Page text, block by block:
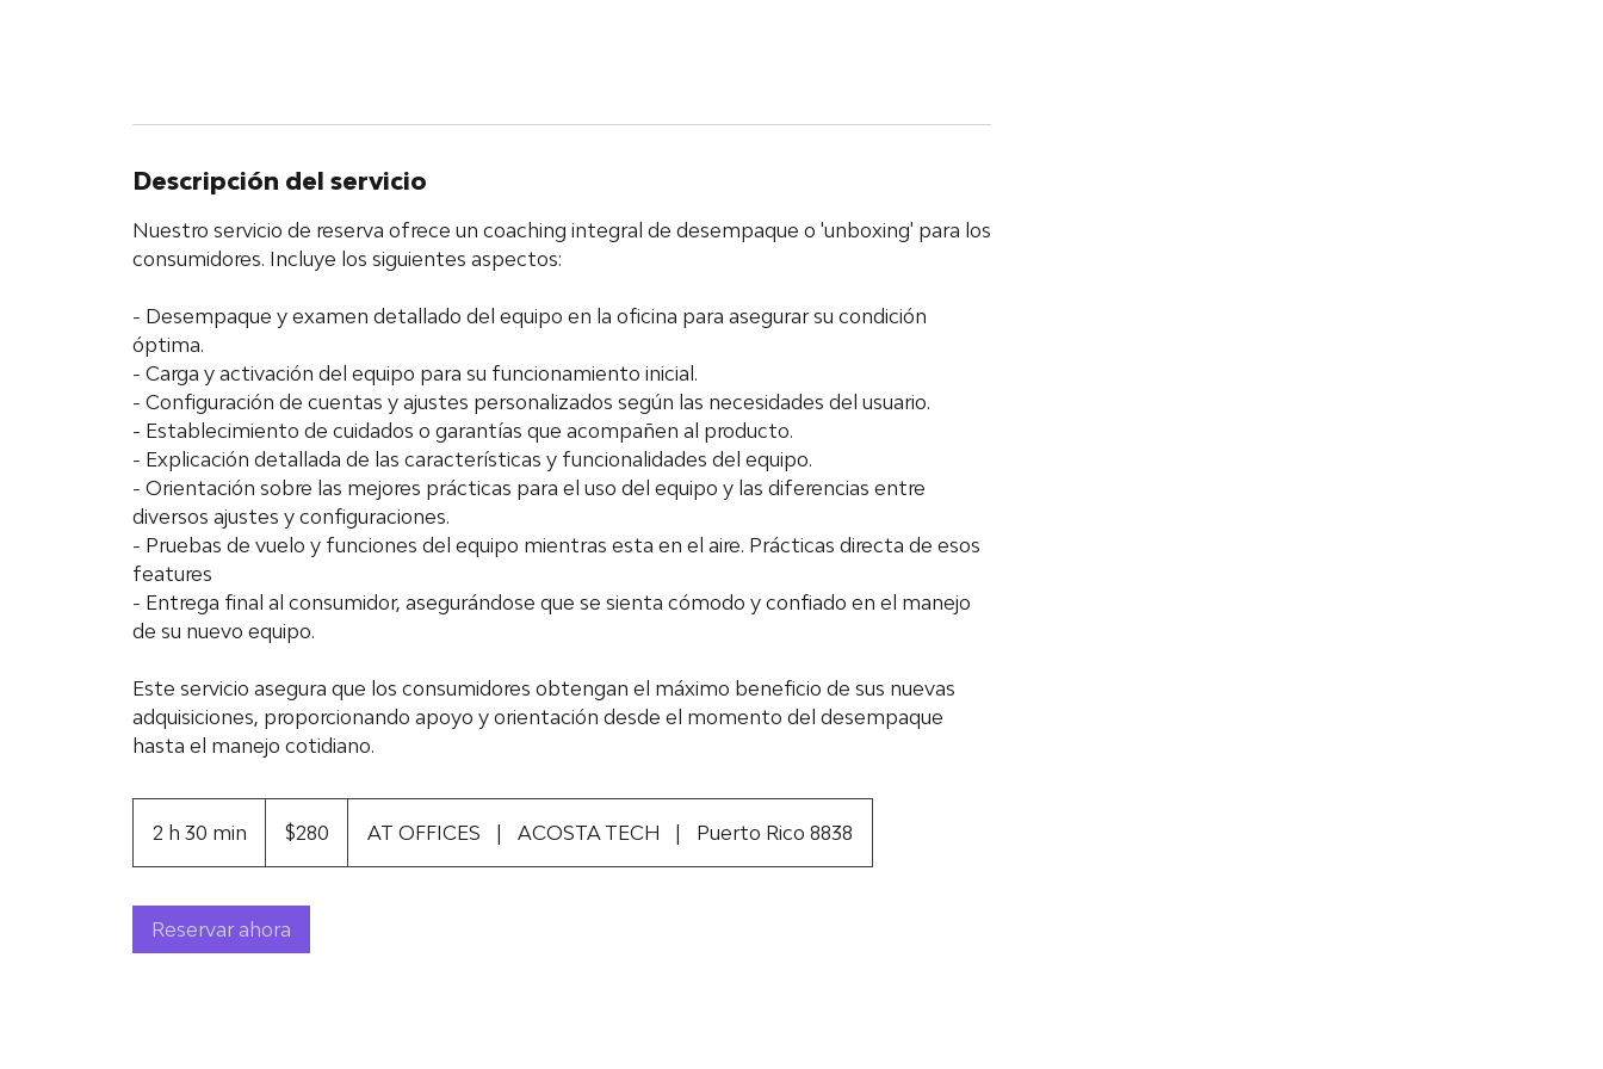
Descripción del servicio
Nuestro servicio de reserva ofrece un coaching integral de desempaque o 'unboxing' para los
consumidores. Incluye los siguientes aspectos:
- Desempaque y examen detallado del equipo en la oficina para asegurar su condición
óptima.
- Carga y activación del equipo para su funcionamiento inicial.
- Configuración de cuentas y ajustes personalizados según las necesidades del usuario.
- Establecimiento de cuidados o garantías que acompañen al producto.
- Explicación detallada de las características y funcionalidades del equipo.
- Orientación sobre las mejores prácticas para el uso del equipo y las diferencias entre
diversos ajustes y configuraciones.
- Pruebas de vuelo y funciones del equipo mientras esta en el aire. Prácticas directa de esos
features
- Entrega final al consumidor, asegurándose que se sienta cómodo y confiado en el manejo
de su nuevo equipo.
Este servicio asegura que los consumidores obtengan el máximo beneficio de sus nuevas
adquisiciones, proporcionando apoyo y orientación desde el momento del desempaque
hasta el manejo cotidiano.
2 h 30 min
3
0
estadounidenses
$280 AT OFFICES ACOSTA TECH Puerto Rico 8838
Reservar ahora